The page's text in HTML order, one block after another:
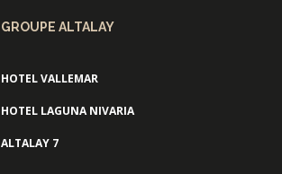
GROUPE ALTALAY
HOTEL VALLEMAR
HOTEL LAGUNA NIVARIA
ALTALAY 7